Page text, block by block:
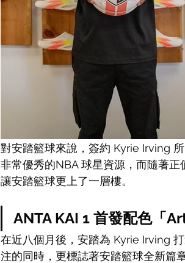
對安踏籃球來說，簽約 Kyrie Irving
非常優秀的NBA 球星資源，而隨著
讓安踏籃球更上了一層樓。
ANTA KAI 1 首發配色「
在近八個月後，安踏為 Kyrie Irving
注的同時，更標誌著安踏籃球全新篇